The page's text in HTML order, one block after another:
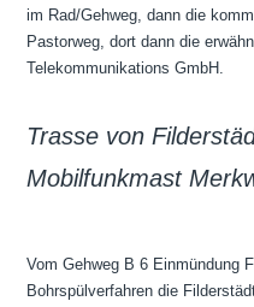
im Rad/Gehweg, dann die
Pastorweg, dort dann die
Telekommunikations GmbH.
Trasse von
Mobilfunkmast
Vom Gehweg B 6 Einmündung
Bohrspülverfahren die